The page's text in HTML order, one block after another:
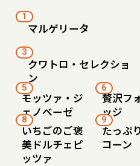
1
マルゲリータ
3
クワトロ・セレクショ
ン
5
モッツァ・ジ
ェノベーゼ
6
贅沢フ
ッジ
8
いちごのご褒
美ドルチェピ
ッツァ
9
たっぷ
コーン